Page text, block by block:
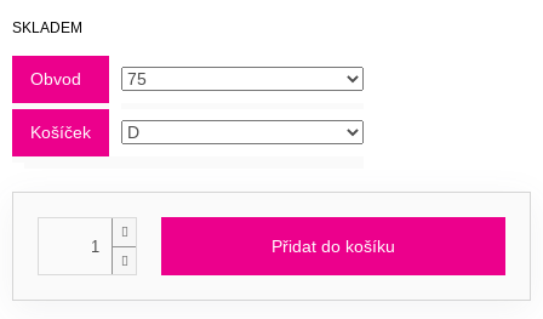
Měrná
SKLADEM
Obvod
Košíček
Přidat do košíku